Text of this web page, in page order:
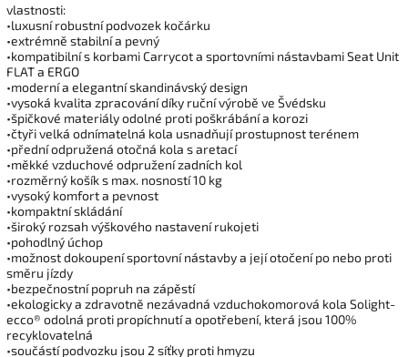
vlastnosti:
•luxusní robustní podvozek kočárku
•extrémně stabilní a pevný
•kompatibilní s korbami Carrycot a sportovními nástavbami Seat Unit
FLAT a ERGO
•moderní a elegantní skandinávský design
•vysoká kvalita zpracování díky ruční výrobě ve Švédsku
•špičkové materiály odolné proti poškrábání a korozi
•čtyři velká odnímatelná kola usnadňují prostupnost terénem
•přední odpružená otočná kola s aretací
•měkké vzduchové odpružení zadních kol
•rozměrný košík s max. nosností 10 kg
•vysoký komfort a pevnost
•kompaktní skládání
•široký rozsah výškového nastavení rukojeti
•pohodlný úchop
•možnost dokoupení sportovní nástavby a její otočení po nebo proti
směru jízdy
•bezpečnostní popruh na zápěstí
•ekologicky a zdravotně nezávadná vzduchokomorová kola Solight-
ecco® odolná proti propíchnutí a opotřebení, která jsou 100%
recyklovatelná
•součástí podvozku jsou 2 síťky proti hmyzu